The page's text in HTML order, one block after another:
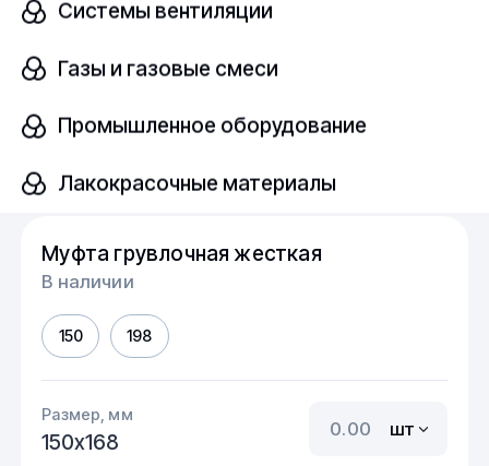
Системы вентиляции
Газы и газовые смеси
Промышленное оборудование
Лакокрасочные материалы
150х159
Узнать цену
Муфта грувлочная жесткая
В наличии
150 198
Размер, мм
150х168
шт